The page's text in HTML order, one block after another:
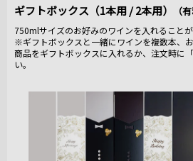
ギフトボックス（1本用 / 2本用） （
750mlサイズのお好みのワインを入れることが
※ギフトボックスと一緒にワインを複数本、
商品をギフトボックスに入れるか、注文時に
い。